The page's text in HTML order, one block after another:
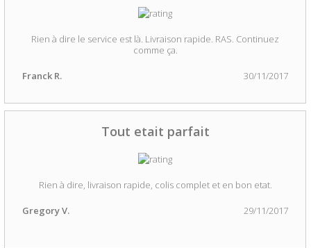
Rien à dire le service est là. Livraison rapide. RAS. Continuez
comme ça.
Franck R. 30/11/2017
Tout etait parfait
Rien à dire, livraison rapide, colis complet et en bon etat.
Gregory V. 29/11/2017